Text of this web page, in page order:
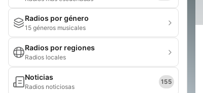
Radios por género
15 géneros musicales
Radios por regiones
Radios locales
Noticias
Radios noticiosas
155